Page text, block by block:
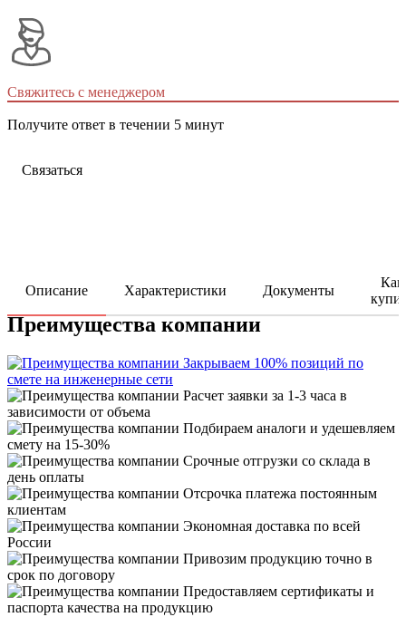
Свяжитесь с менеджером
Получите ответ в течении 5 минут
Связаться
Описание Характеристики Документы
Как
Преимущества компании
Закрываем 100% позиций по
смете на инженерные сети
Расчет заявки за 1-3 часа в
зависимости от объема
Подбираем аналоги и удешевляем
смету на 15-30%
Срочные отгрузки со склада в
день оплаты
Отсрочка платежа постоянным
клиентам
Экономная доставка по всей
России
Привозим продукцию точно в
срок по договору
Предоставляем сертификаты и
паспорта качества на продукцию